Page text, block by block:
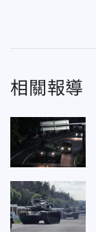
相關報導